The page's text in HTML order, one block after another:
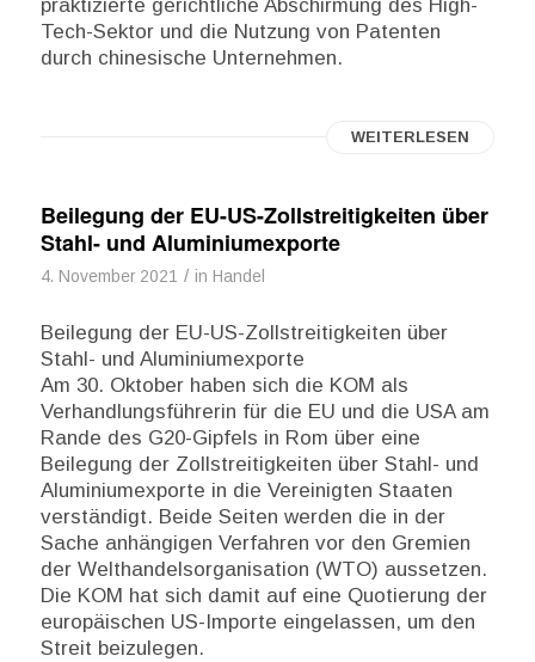
praktizierte gerichtliche Abschirmung des High-
Tech-Sektor und die Nutzung von Patenten
durch chinesische Unternehmen.
WEITERLESEN
Beilegung der EU-US-Zollstreitigkeiten über
Stahl- und Aluminiumexporte
4. November 2021 / in Handel
Beilegung der EU-US-Zollstreitigkeiten über
Stahl- und Aluminiumexporte
Am 30. Oktober haben sich die KOM als
Verhandlungsführerin für die EU und die USA am
Rande des G20-Gipfels in Rom über eine
Beilegung der Zollstreitigkeiten über Stahl- und
Aluminiumexporte in die Vereinigten Staaten
verständigt. Beide Seiten werden die in der
Sache anhängigen Verfahren vor den Gremien
der Welthandelsorganisation (WTO) aussetzen.
Die KOM hat sich damit auf eine Quotierung der
europäischen US-Importe eingelassen, um den
Streit beizulegen.